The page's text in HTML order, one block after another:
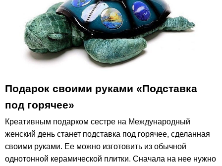
Подарок своими руками «Подставка
под горячее»
Креативным подарком сестре на Международный
женский день станет подставка под горячее, сделанная
своими руками. Ее можно изготовить из обычной
однотонной керамической плитки. Сначала на нее нужно